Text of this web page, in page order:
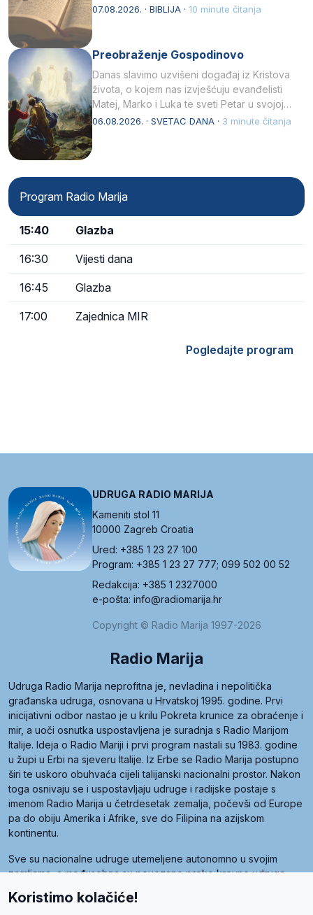
07.08.2026. · BIBLIJA · 10 minute čitanja
Preobraženje Gospodinovo
Danas slavimo uzvišeni događaj iz Kristova
života, o kojem nas izvješćuju evanđelisti
Matej, Marko i Luka te sveti Petar u svojoj
drugoj…
06.08.2026. · SVETAC DANA · 3 minute čitanja
Program Radio Marija
15:40 Glazba
16:30 Vijesti dana
16:45 Glazba
17:00 Zajednica MIR
Pogledajte program
UDRUGA RADIO MARIJA
Kameniti stol 11
10000 Zagreb Croatia
Ured: +385 1 23 27 100
Program: +385 1 23 27 777; 099 502 00 52
Redakcija: +385 1 2327000
e-pošta: info@radiomarija.hr
Copyright © Radio Marija 1997-2026
Radio Marija
Udruga Radio Marija neprofitna je, nevladina i nepolitička
građanska udruga, osnovana u Hrvatskoj 1995. godine. Prvi
inicijativni odbor nastao je u krilu Pokreta krunice za obraćenje i
mir, a uoči osnutka uspostavljena je suradnja s Radio Marijom
Italije. Ideja o Radio Mariji i prvi program nastali su 1983. godine
u župi u Erbi na sjeveru Italije. Iz Erbe se Radio Marija postupno
širi te uskoro obuhvaća cijeli talijanski nacionalni prostor. Nakon
toga osnivaju se i uspostavljaju udruge i radijske postaje s
imenom Radio Marija u četrdesetak zemalja, počevši od Europe
pa do obiju Amerika i Afrike, sve do Filipina na azijskom
kontinentu.
Sve su nacionalne udruge utemeljene autonomno u svojim
zemljama, a međusobna su povezane preko krovne udruge
pod nazivom Svjetska obitelj Radio Marije (World Family of
Radio Maria). Svjetsku obitelj utemeljilo je sedam članica, među
Koristimo kolačiće!